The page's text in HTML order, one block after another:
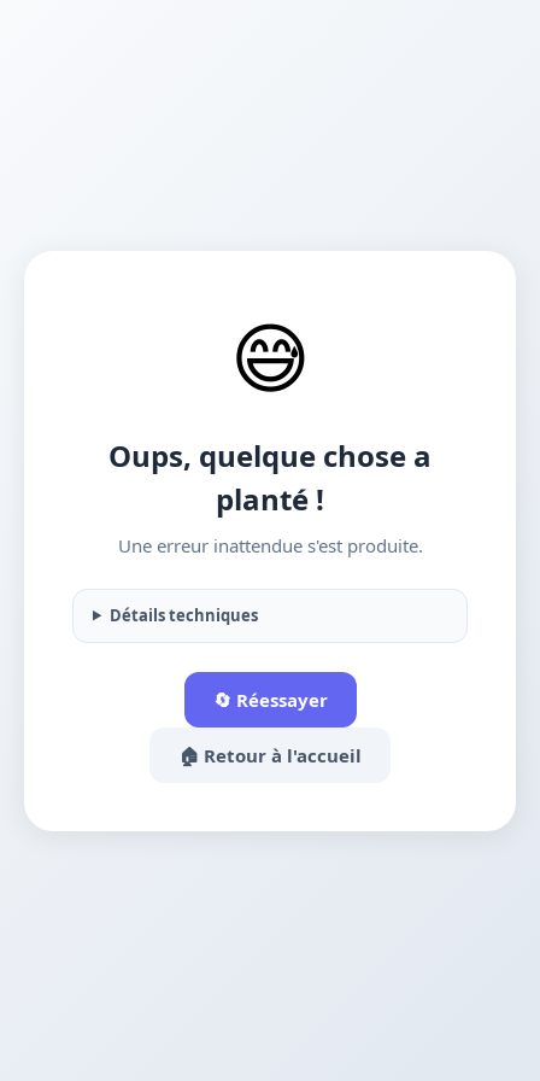
😅
Oups, quelque chose a
planté !
Une erreur inattendue s'est produite.
Détails techniques
🔄 Réessayer
🏠 Retour à l'accueil